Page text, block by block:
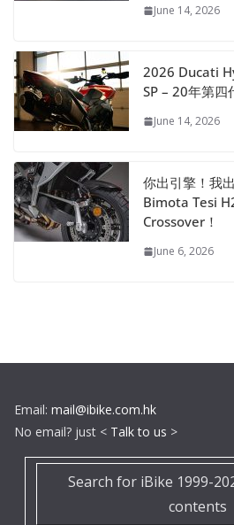
June 14, 2026
2026 Ducati
SP – 20年第四
June 14, 2026
你出引擎！我
Bimota Tesi
Crossover！
June 6, 2026
Email: mail@ibike.com.hk
No email? just < Talk to us >
Search for iBike 1999-
contents